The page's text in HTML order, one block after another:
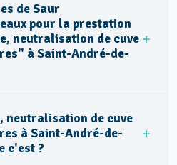
de Saur
pour la prestation
neutralisation de cuve
à Saint-André-de-
neutralisation de cuve
à Saint-André-de-
c'est ?